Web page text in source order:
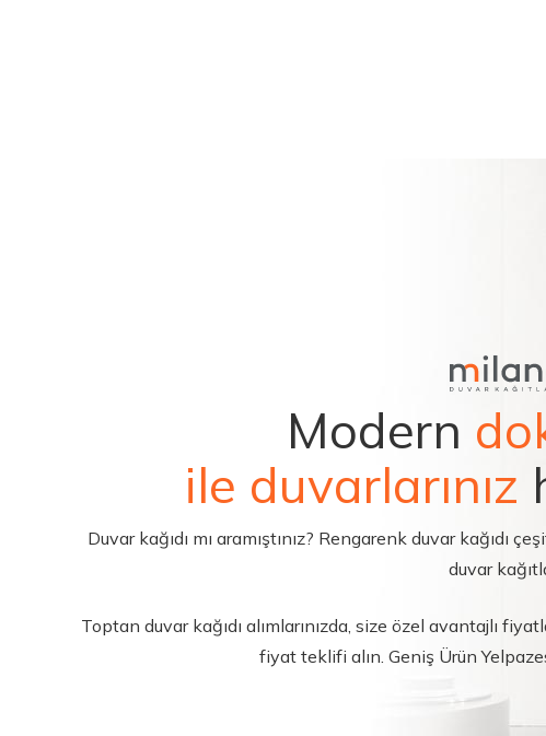
Modern
ile duvarlarınız
Duvar kağıdı mı aramıştınız? Rengarenk duvar kağıdı
duvar
Toptan duvar kağıdı alımlarınızda, size özel avantajlı
fiyat teklifi alın. Geniş Ürün